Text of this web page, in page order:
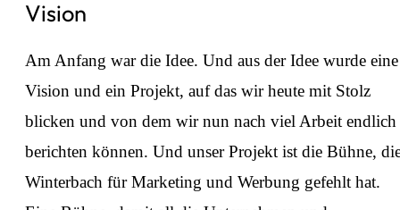
Vision
Am Anfang war die Idee. Und aus der Idee wurde eine
Vision und ein Projekt, auf das wir heute mit Stolz
blicken und von dem wir nun nach viel Arbeit endlich
berichten können. Und unser Projekt ist die Bühne,
Winterbach für Marketing und Werbung gefehlt hat.